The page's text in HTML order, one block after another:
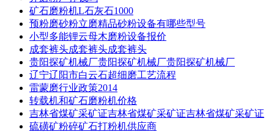
矿石磨粉机L石灰石1000
预粉磨砂粉立磨精品砂粉设备有哪些型号
小型多能锂云母木磨粉设备报价
成套裤头成套裤头成套裤头
贵阳探矿机械厂贵阳探矿机械厂贵阳探矿机械厂
辽宁辽阳市白云石超细磨工艺流程
雷蒙磨行业政策2014
转载机和矿石磨粉机价格
吉林省煤矿采矿证吉林省煤矿采矿证吉林省煤矿采矿证
硫磺矿粉碎矿石打粉机供应商